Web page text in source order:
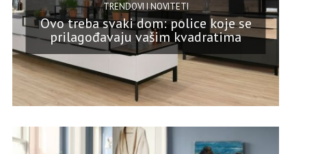
TRENDOVI I NOVITETI
Ovo treba svaki dom: police koje se
prilagođavaju vašim kvadratima